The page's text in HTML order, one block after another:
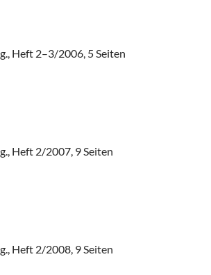
Heft 2–3/2006, 5 Seiten
Heft 2/2007, 9 Seiten
Heft 2/2008, 9 Seiten